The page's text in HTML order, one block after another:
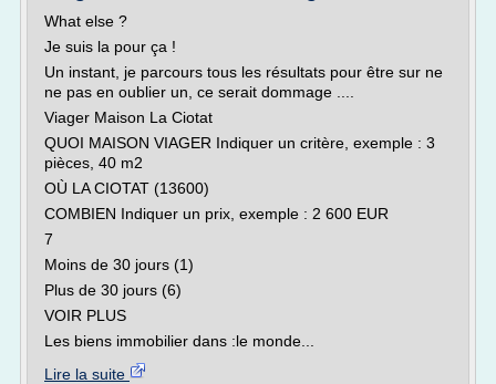
What else ?
Je suis la pour ça !
Un instant, je parcours tous les résultats pour être sur ne
ne pas en oublier un, ce serait dommage ....
Viager Maison La Ciotat
QUOI MAISON VIAGER Indiquer un critère, exemple : 3
pièces, 40 m2
OÙ LA CIOTAT (13600)
COMBIEN Indiquer un prix, exemple : 2 600 EUR
7
Moins de 30 jours (1)
Plus de 30 jours (6)
VOIR PLUS
Les biens immobilier dans :le monde...
Lire la suite